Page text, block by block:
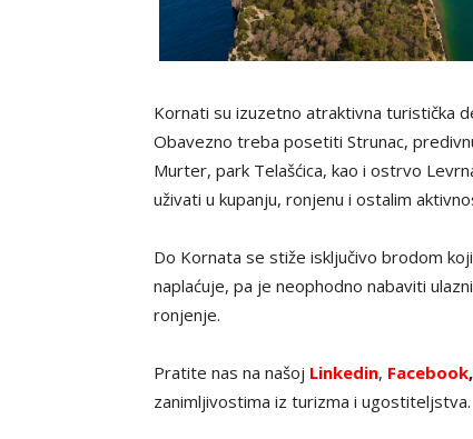
Kornati su izuzetno atraktivna turistička
Obavezno treba posetiti Strunac,
Murter, park Telašćica, kao i ostrvo
uživati u kupanju, ronjenu i ostalim
Do Kornata se stiže isključivo brodom
naplaćuje, pa je neophodno nabaviti
ronjenje.
Pratite nas na našoj Linkedin, Facebook,
zanimljivostima iz turizma i ugostiteljstva.